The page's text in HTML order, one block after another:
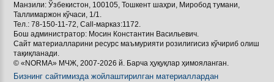
Манзили: Ўзбекистон, 100105, Тошкент шаҳри, Миробод тумани,
Таллимаржон кўчаси, 1/1.
Тел.: 78-150-11-72, Call-марказ:1172.
Бош администратор: Мосин Константин Васильевич.
Сайт материалларини ресурс маъмурияти розилигисиз кўчириб олиш
тақиқланади.
© «NORMA» МЧЖ, 2007-2026 й. Барча ҳуқуқлар ҳимояланган.
Бизнинг сайтимизда жойлаштирилган материаллардан